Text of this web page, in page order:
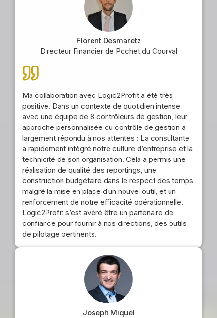
Florent Desmaretz
Directeur Financier de Pochet du Courval
Ma collaboration avec Logic2Profit a été très
positive. Dans un contexte de quotidien intense
avec une équipe de 8 contrôleurs de gestion, leur
approche personnalisée du contrôle de gestion a
largement répondu à nos attentes : La consultante
a rapidement intégré notre culture d’entreprise et la
technicité de son organisation. Cela a permis une
réalisation de qualité des reportings, une
construction budgétaire dans le respect des temps
malgré la mise en place d’un nouvel outil, et un
renforcement de notre efficacité opérationnelle.
Logic2Profit s’est avéré être un partenaire de
confiance pour fournir à nos directions, des outils
de pilotage pertinents.
Joseph Miquel